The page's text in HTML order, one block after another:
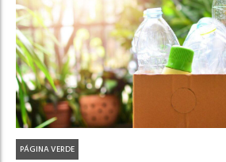
PÁGINA VERDE